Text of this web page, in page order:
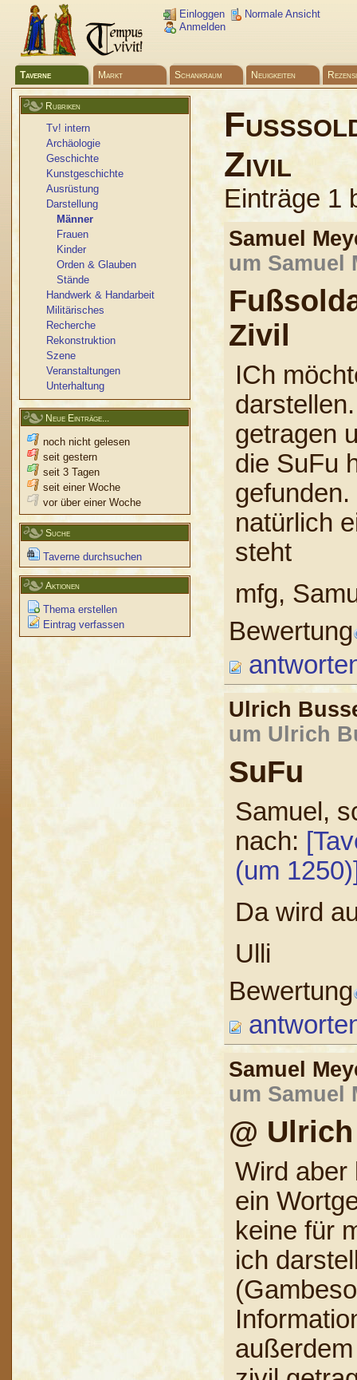
Einloggen
Anmelden
Normale Ansicht
Taverne Markt Schankraum Neuigkeiten
Rubriken
Tv! intern
Archäologie
Geschichte
Kunstgeschichte
Ausrüstung
Darstellung
Männer
Frauen
Kinder
Orden & Glauben
Stände
Handwerk & Handarbeit
Militärisches
Recherche
Rekonstruktion
Szene
Veranstaltungen
Unterhaltung
Neue Einträge...
noch nicht gelesen
seit gestern
seit 3 Tagen
seit einer Woche
vor über einer Woche
Suche
Taverne durchsuchen
Aktionen
Thema erstellen
Eintrag verfassen
Zivil
Einträge 1
Samuel
um Samuel
Zivil
ICh
getragen
die SuFu
natürlich
steht
mfg,
Bewertung
Ulrich
um Ulrich
SuFu
Samuel,
nach:
(um
Da wird
Ulli
Bewertung
Samuel
um Samuel
@ Ulrich
Wird aber
ein
keine für
ich